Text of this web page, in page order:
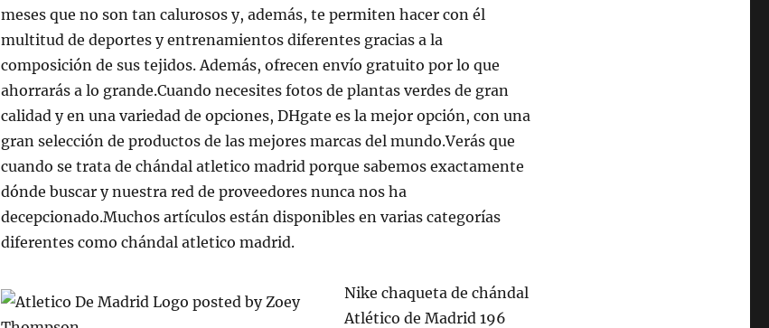
meses que no son tan calurosos y, además, te permiten hacer con él
multitud de deportes y entrenamientos diferentes gracias a la
composición de sus tejidos. Además, ofrecen envío gratuito por lo que
ahorrarás a lo grande.Cuando necesites fotos de plantas verdes de gran
calidad y en una variedad de opciones, DHgate es la mejor opción, con una
gran selección de productos de las mejores marcas del mundo.Verás que
cuando se trata de chándal atletico madrid porque sabemos exactamente
dónde buscar y nuestra red de proveedores nunca nos ha
decepcionado.Muchos artículos están disponibles en varias categorías
diferentes como chándal atletico madrid.
Nike chaqueta de chándal
Atlético de Madrid 196